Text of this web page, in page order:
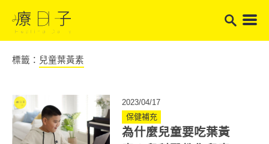
標籤： 兒童葉黃素
2023/04/17
保健補充
為什麼兒童要吃葉黃